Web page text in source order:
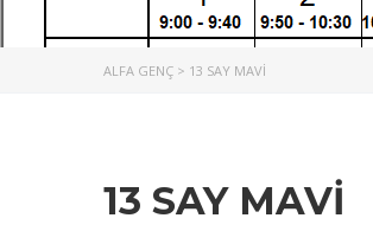
ALFA GENÇ > 13 SAY MAVİ
13 SAY MAVİ